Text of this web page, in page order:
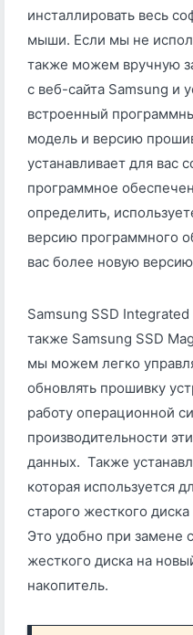
инсталлировать весь
мыши. Если мы не
также можем вручную
с веб-сайта Samsung и
встроенный
модель и версию
устанавливает для вас
программное
определить,
версию программного
вас более новую
Samsung SSD
также Samsung SSD
мы можем легко
обновлять прошивку
работу операционной
производительности
данных. Также
которая используется
старого жесткого
Это удобно при замене
жесткого диска на
накопитель.